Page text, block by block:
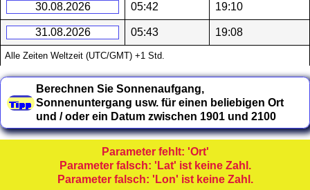
30.08.2026 05:42 19:10
31.08.2026 05:43 19:08
Alle Zeiten Weltzeit (UTC/GMT) +1 Std.
Berechnen Sie Sonnenaufgang,
Sonnenuntergang usw. für einen beliebigen Ort
und / oder ein Datum zwischen 1901 und 2100
Parameter fehlt: 'Ort'
Parameter falsch: 'Lat' ist keine Zahl.
Parameter falsch: 'Lon' ist keine Zahl.